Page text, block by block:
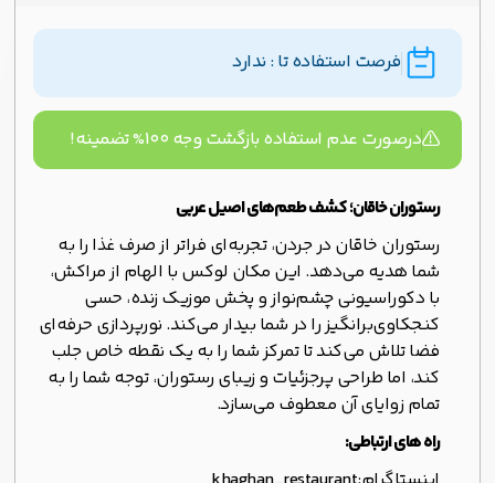
فرصت استفاده تا : ندارد
درصورت عدم استفاده بازگشت وجه ۱۰۰% تضمینه!
رستوران خاقان؛ کشف طعم‌های اصیل عربی
رستوران خاقان در جردن، تجربه‌ای فراتر از صرف غذا را به
شما هدیه می‌دهد. این مکان لوکس با الهام از مراکش،
با دکوراسیونی چشم‌نواز و پخش موزیک زنده، حسی
کنجکاوی‌برانگیز را در شما بیدار می‌کند. نورپردازی حرفه‌ای
فضا تلاش می‌کند تا تمرکز شما را به یک نقطه خاص جلب
کند، اما طراحی پرجزئیات و زیبای رستوران، توجه شما را به
تمام زوایای آن معطوف می‌سازد.
راه های ارتباطی: